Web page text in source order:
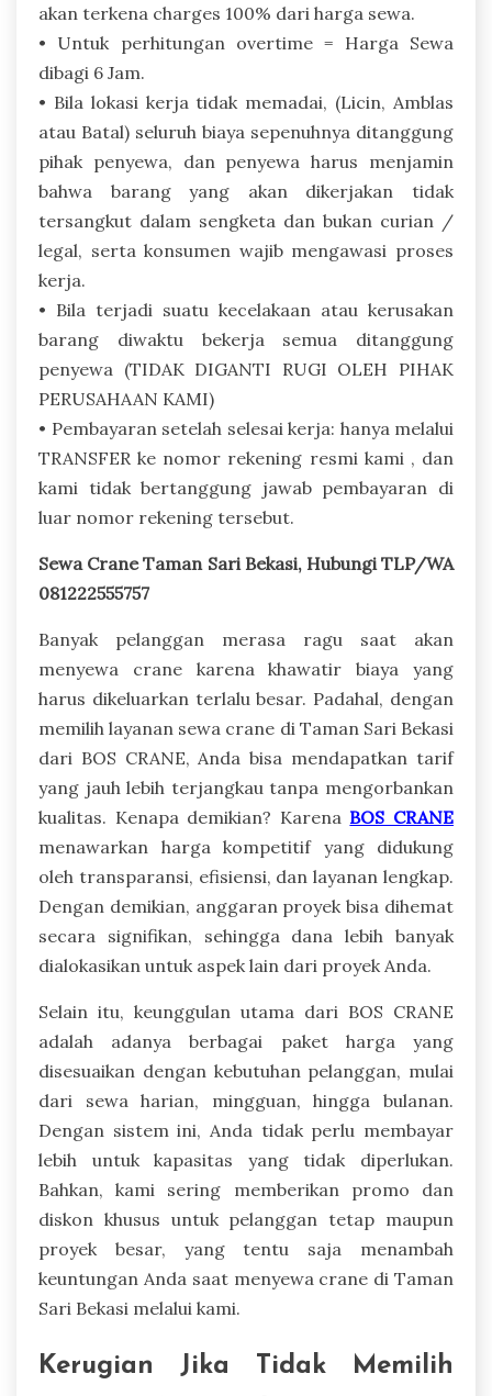
akan terkena charges 100% dari harga sewa.
• Untuk perhitungan overtime = Harga Sewa
dibagi 6 Jam.
• Bila lokasi kerja tidak memadai, (Licin, Amblas
atau Batal) seluruh biaya sepenuhnya ditanggung
pihak penyewa, dan penyewa harus menjamin
bahwa barang yang akan dikerjakan tidak
tersangkut dalam sengketa dan bukan curian /
legal, serta konsumen wajib mengawasi proses
kerja.
• Bila terjadi suatu kecelakaan atau kerusakan
barang diwaktu bekerja semua ditanggung
penyewa (TIDAK DIGANTI RUGI OLEH PIHAK
PERUSAHAAN KAMI)
• Pembayaran setelah selesai kerja: hanya melalui
TRANSFER ke nomor rekening resmi kami , dan
kami tidak bertanggung jawab pembayaran di
luar nomor rekening tersebut.
Sewa Crane Taman Sari Bekasi, Hubungi TLP/WA
081222555757
Banyak pelanggan merasa ragu saat akan
menyewa crane karena khawatir biaya yang
harus dikeluarkan terlalu besar. Padahal, dengan
memilih layanan sewa crane di Taman Sari Bekasi
dari BOS CRANE, Anda bisa mendapatkan tarif
yang jauh lebih terjangkau tanpa mengorbankan
kualitas. Kenapa demikian? Karena BOS CRANE
menawarkan harga kompetitif yang didukung
oleh transparansi, efisiensi, dan layanan lengkap.
Dengan demikian, anggaran proyek bisa dihemat
secara signifikan, sehingga dana lebih banyak
dialokasikan untuk aspek lain dari proyek Anda.
Selain itu, keunggulan utama dari BOS CRANE
adalah adanya berbagai paket harga yang
disesuaikan dengan kebutuhan pelanggan, mulai
dari sewa harian, mingguan, hingga bulanan.
Dengan sistem ini, Anda tidak perlu membayar
lebih untuk kapasitas yang tidak diperlukan.
Bahkan, kami sering memberikan promo dan
diskon khusus untuk pelanggan tetap maupun
proyek besar, yang tentu saja menambah
keuntungan Anda saat menyewa crane di Taman
Sari Bekasi melalui kami.
Kerugian Jika Tidak Memilih